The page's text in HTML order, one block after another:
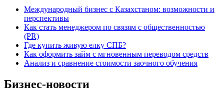
Международный бизнес с Казахстаном: возможности и
перспективы
Как стать менеджером по связям с общественностью
(PR)
Где купить живую елку СПБ?
Как оформить займ с мгновенным переводом средств
Анализ и сравнение стоимости заочного обучения
Бизнес-новости